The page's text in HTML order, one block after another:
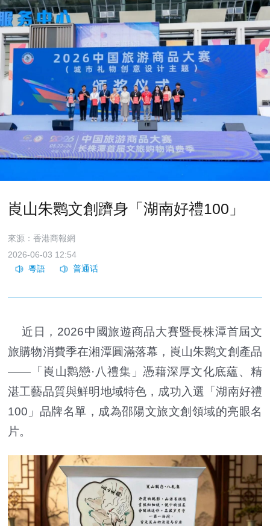
崀山朱鹮文創躋身「湖南好禮100」
來源：香港商報網
2026-06-03 12:54
近日，2026中國旅遊商品大賽暨長株潭首屆文
旅購物消費季在湘潭圓滿落幕，崀山朱鹮文創產品
——「崀山鹮戀·八禮集」憑藉深厚文化底蘊、精
湛工藝品質與鮮明地域特色，成功入選「湖南好禮
100」品牌名單，成為邵陽文旅文創領域的亮眼名
片。